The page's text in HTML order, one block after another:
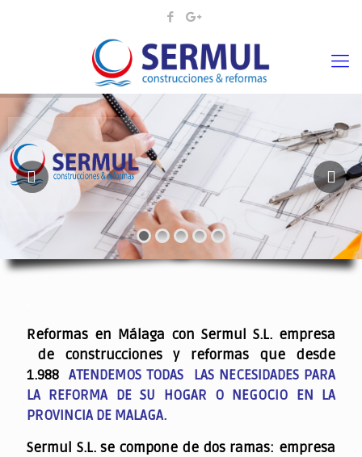
¡¡DAMOS VIDA A SUS
Reformas en Málaga con Sermul S.L. empresa
de construcciones y reformas que desde
1.988ATENDEMOS TODAS LAS NECESIDADES PARA
LA REFORMA DE SU HOGAR O NEGOCIO EN LA
PROVINCIA DE MALAGA.
Sermul S.L. se compone de dos ramas: empresa